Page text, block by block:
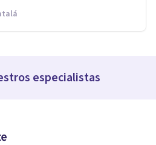
especialistas